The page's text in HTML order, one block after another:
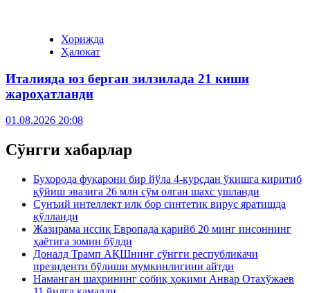
Хорижда
Ҳалокат
Италияда юз берган зилзилада 21 киши
жароҳатланди
01.08.2026 20:08
Сўнгги хабарлар
Бухорода фуқарони бир йўла 4-курсдан ўқишга киритиб
қўйиш эвазига 26 млн сўм олган шахс ушланди
Сунъий интеллект илк бор синтетик вирус яратишда
қўлланди
Жазирама иссиқ Европада қарийб 20 минг инсоннинг
ҳаётига зомин бўлди
Доналд Трамп АҚШнинг сўнгги республикачи
президенти бўлиши мумкинлигини айтди
Наманган шаҳрининг собиқ ҳокими Анвар Отахўжаев